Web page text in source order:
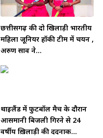
छत्तीसगढ़ की दो खिलाड़ी भारतीय
महिला जूनियर हॉकी टीम में चयन ,
अरुण साव ने...
थाईलैंड में फुटबॉल मैच के दौरान
आसमानी बिजली गिरने से 24
वर्षीय ख़िलाड़ी की दर्दनाक...